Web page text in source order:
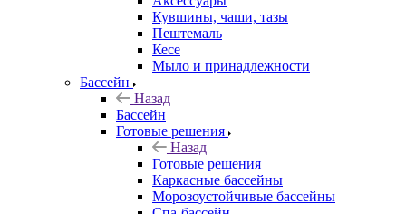
Кувшины, чаши, тазы
Пештемаль
Кесе
Мыло и принадлежности
Бассейн
Назад
Бассейн
Готовые решения
Назад
Готовые решения
Каркасные бассейны
Морозоустойчивые бассейны